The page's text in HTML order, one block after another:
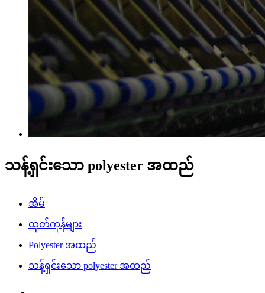
သန့်ရှင်းသော polyester အထည်
အိမ်
ထုတ်ကုန်များ
Polyester အထည်
သန့်ရှင်းသော polyester အထည်